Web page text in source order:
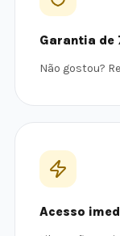
Garantia de
Não gostou?
Acesso